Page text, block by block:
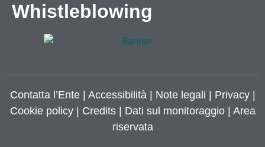
Whistleblowing
Contatta l’Ente| Accessibilità | Note legali | Privacy|
Cookie policy| Credits| Dati sul monitoraggio | Area
riservata